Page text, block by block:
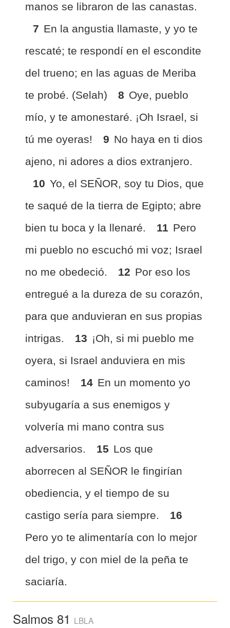
manos se libraron de las canastas.
7 En la angustia llamaste, y yo te
rescaté; te respondí en el escondite
del trueno; en las aguas de Meriba
te probé. (Selah)
8 Oye, pueblo
mío, y te amonestaré. ¡Oh Israel, si
tú me oyeras!
9 No haya en ti dios
ajeno, ni adores a dios extranjero.
10 Yo, el SEÑOR, soy tu Dios, que
te saqué de la tierra de Egipto; abre
bien tu boca y la llenaré.
11 Pero
mi pueblo no escuchó mi voz; Israel
no me obedeció.
12 Por eso los
entregué a la dureza de su corazón,
para que anduvieran en sus propias
intrigas.
13 ¡Oh, si mi pueblo me
oyera, si Israel anduviera en mis
caminos!
14 En un momento yo
subyugaría a sus enemigos y
volvería mi mano contra sus
adversarios.
15 Los que
aborrecen al SEÑOR le fingirían
obediencia, y el tiempo de su
castigo sería para siempre.
16
Pero yo te alimentaría con lo mejor
del trigo, y con miel de la peña te
saciaría.
Salmos 81 LBLA